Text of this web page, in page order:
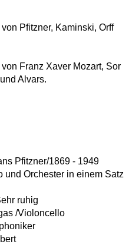
Pfitzner, Kaminski, Orff
Franz Xaver Mozart, Sor
Alvars.
Pfitzner/1869 - 1949
und Orchester in einem Satz
ruhig
/Violoncello